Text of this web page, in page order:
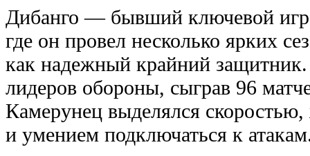
Дибанго — бывший ключевой
где он провел несколько ярких
как надежный крайний
лидеров обороны, сыграв 96
Камерунец выделялся
и умением подключаться к